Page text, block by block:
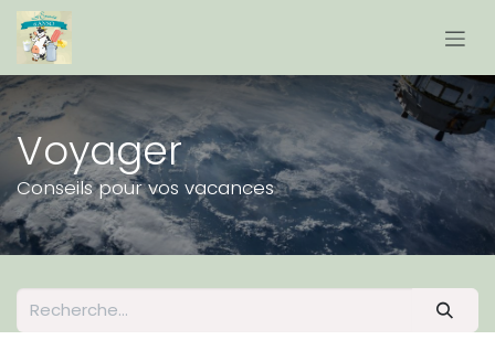
Se rendre au contenu
Voyager
Conseils pour vos vacances